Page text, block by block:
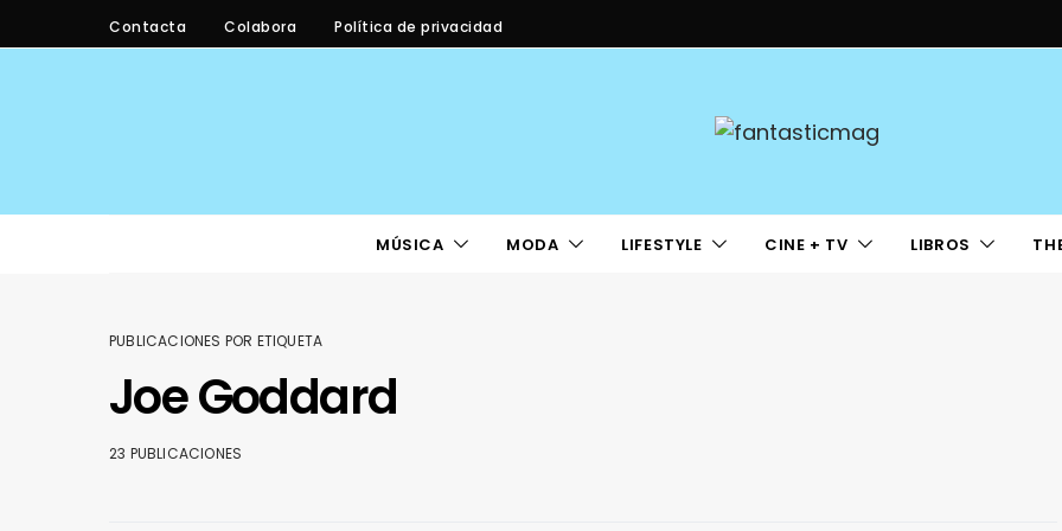
Contacta Colabora Política de privacidad
MÚSICA MODA LIFESTYLE CINE + TV LIBROS
PUBLICACIONES POR ETIQUETA
Joe Goddard
23 PUBLICACIONES